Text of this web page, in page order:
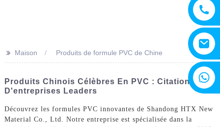
>> Maison Produits de formule PVC de Chine
Produits Chinois Célèbres En PVC : Citations
D'entreprises Leaders
Découvrez les formules PVC innovantes de Shandong HTX New
Material Co., Ltd. Notre entreprise est spécialisée dans la